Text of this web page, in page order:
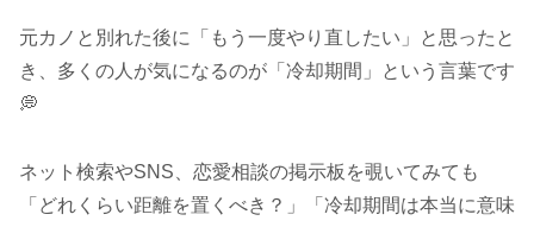
元カノと別れた後に「もう一度やり直したい」と思ったと
き、多くの人が気になるのが「冷却期間」という言葉です
💭
ネット検索やSNS、恋愛相談の掲示板を覗いてみても
「どれくらい距離を置くべき？」「冷却期間は本当に意味